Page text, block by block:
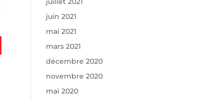
juin 2021
mai 2021
mars 2021
décembre 2020
novembre 2020
mai 2020